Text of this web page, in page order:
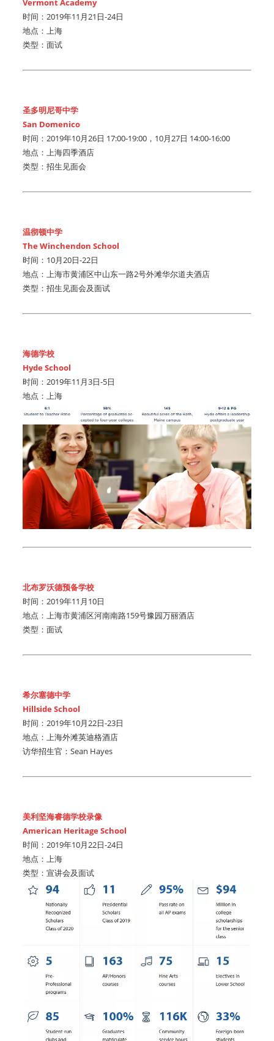
Vermont Academy
时间：2019年11月21日-24日
地点：上海
类型：面试
圣多明尼哥中学
San Domenico
时间：2019年10月26日 17:00-19:00，10月27日 14:00-16:00
地点：上海四季酒店
类型：招生见面会
温彻顿中学
The Winchendon School
时间：10月20日-22日
地点：上海市黄浦区中山东一路2号外滩华尔道夫酒店
类型：招生见面会及面试
海德学校
Hyde School
时间：2019年11月3日-5日
地点：上海
北布罗沃德预备学校
时间：2019年11月10日
地点：上海市黄浦区河南南路159号豫园万丽酒店
类型：面试
希尔塞德中学
Hillside School
时间：2019年10月22日-23日
地点：上海外滩英迪格酒店
访华招生官：Sean Hayes
美利坚海睿德学校录像
American Heritage School
时间：2019年10月22日-24日
地点：上海
类型：宣讲会及面试